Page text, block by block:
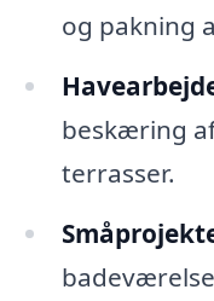
og pakning
beskæring
terrasser.